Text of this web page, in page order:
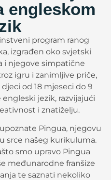
engleskom
program ranog
izgrađen oko svjetski
i njegove simpatične
igru i zanimljive priče,
od 18 mjeseci do 9
jezik, razvijajući
i znatiželju.
Pingua, njegovu
srce našeg kurikuluma.
smo upravo Pingua
međunarodne franšize
te saznati nekoliko